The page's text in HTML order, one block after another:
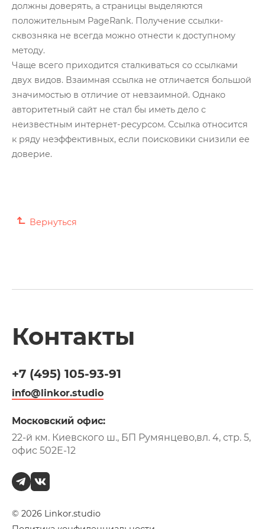
должны доверять, а страницы выделяются
положительным PageRank. Получение ссылки-
сквозняка не всегда можно отнести к доступному
методу.
Чаще всего приходится сталкиваться со ссылками
двух видов. Взаимная ссылка не отличается большой
значимостью в отличие от невзаимной. Однако
авторитетный сайт не стал бы иметь дело с
неизвестным интернет-ресурсом. Ссылка относится
к ряду неэффективных, если поисковики снизили ее
доверие.
Вернуться
Контакты
+7 (495) 105-93-91
info@linkor.studio
Московский офис:
22-й км. Киевского ш., БП Румянцево,вл. 4, стр. 5,
офис 502Е-12
© 2026 Linkor.studio
+7 (495) 105-93-91